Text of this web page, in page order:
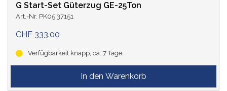
G Start-Set Güterzug GE-25Ton
Art.-Nr. PK05.37151
CHF 333.00
Verfügbarkeit knapp, ca. 7 Tage